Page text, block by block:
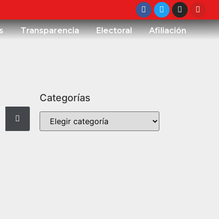
Transparencia Electoral Afiliación
Categorías